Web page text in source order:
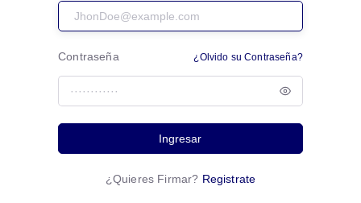
Contraseña ¿Olvido su Contraseña?
Ingresar
¿Quieres Firmar? Registrate